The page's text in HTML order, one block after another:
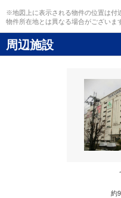
※地図上に表示される物件の位置は付
物件所在地とは異なる場合がございま
周辺施設
約